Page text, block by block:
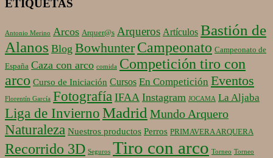
ETIQUETAS
Antonio Merino Arcos Arquer@s Arqueros Artículos Bastión de
Alanos Blog Bowhunter Campeonato Campeonato de
España Caza con arco comida Competición tiro con
arco Curso de Iniciación Cursos En Competición Eventos
Florentín García Fotografía IFAA Instagram JOCAMA La Aljaba
Liga de Invierno Madrid Mundo Arquero
Naturaleza Nuestros productos Perros PRIMAVERA ARQUERA
Recorrido 3D Seguros Tiro con arco Torneo Torneo